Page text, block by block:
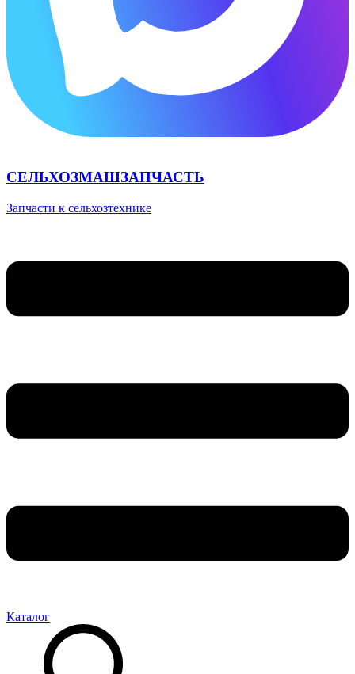
СЕЛЬХОЗМАШЗАПЧАСТЬ
Запчасти к сельхозтехнике
Каталог